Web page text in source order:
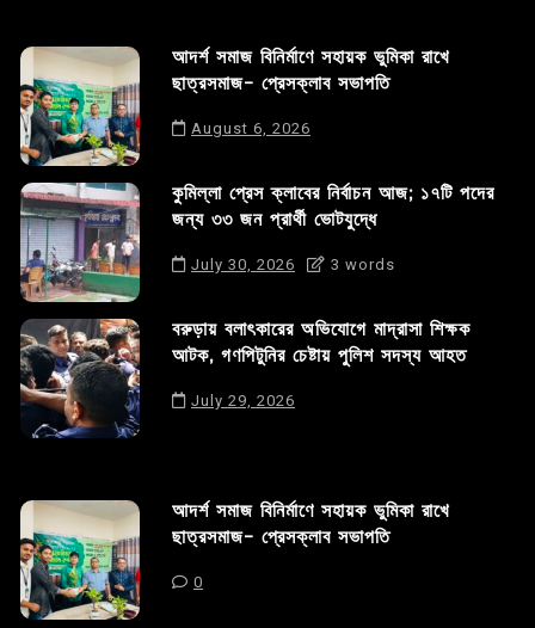
আদর্শ সমাজ বিনির্মাণে সহায়ক ভুমিকা রাখে
ছাত্রসমাজ- প্রেসক্লাব সভাপতি
August 6, 2026
কুমিল্লা প্রেস ক্লাবের নির্বাচন আজ; ১৭টি পদের
জন্য ৩৩ জন প্রার্থী ভোটযুদ্ধে
July 30, 2026 3 words
বরুড়ায় বলাৎকারের অভিযোগে মাদ্রাসা শিক্ষক
আটক, গণপিটুনির চেষ্টায় পুলিশ সদস্য আহত
July 29, 2026
আদর্শ সমাজ বিনির্মাণে সহায়ক ভুমিকা রাখে
ছাত্রসমাজ- প্রেসক্লাব সভাপতি
0